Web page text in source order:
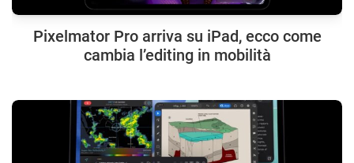
Pixelmator Pro arriva su iPad, ecco come
cambia l’editing in mobilità